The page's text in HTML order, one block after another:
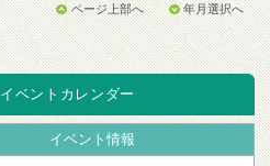
ページ上部へ 年月選択へ
イベントカレンダー
イベント情報